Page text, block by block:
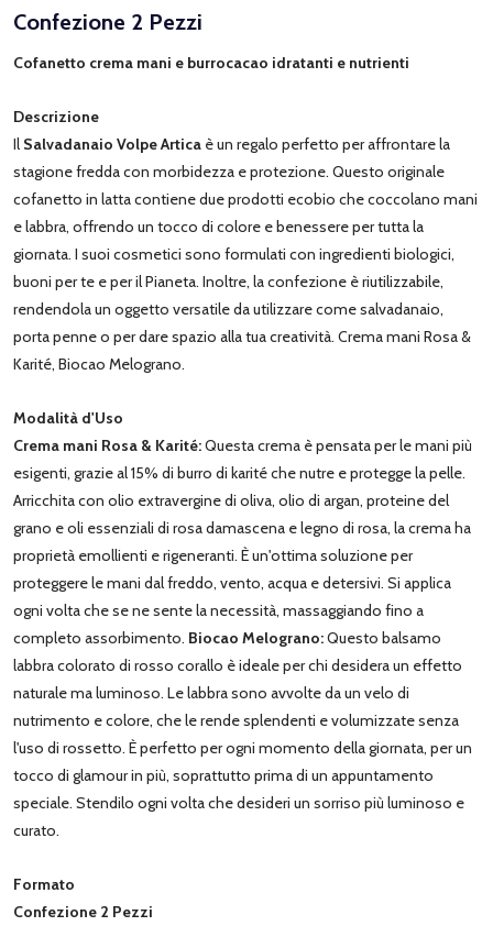
Confezione 2 Pezzi
Cofanetto crema mani e burrocacao idratanti e nutrienti
Descrizione
Il Salvadanaio Volpe Artica è un regalo perfetto per affrontare la
stagione fredda con morbidezza e protezione. Questo originale
cofanetto in latta contiene due prodotti ecobio che coccolano mani
e labbra, offrendo un tocco di colore e benessere per tutta la
giornata. I suoi cosmetici sono formulati con ingredienti biologici,
buoni per te e per il Pianeta. Inoltre, la confezione è riutilizzabile,
rendendola un oggetto versatile da utilizzare come salvadanaio,
porta penne o per dare spazio alla tua creatività. Crema mani Rosa &
Karité, Biocao Melograno.
Modalità d'Uso
Crema mani Rosa & Karité:Questa crema è pensata per le mani più
esigenti, grazie al 15% di burro di karité che nutre e protegge la pelle.
Arricchita con olio extravergine di oliva, olio di argan, proteine del
grano e oli essenziali di rosa damascena e legno di rosa, la crema ha
proprietà emollienti e rigeneranti. È un'ottima soluzione per
proteggere le mani dal freddo, vento, acqua e detersivi. Si applica
ogni volta che se ne sente la necessità, massaggiando fino a
completo assorbimento. Biocao Melograno:Questo balsamo
labbra colorato di rosso corallo è ideale per chi desidera un effetto
naturale ma luminoso. Le labbra sono avvolte da un velo di
nutrimento e colore, che le rende splendenti e volumizzate senza
l'uso di rossetto. È perfetto per ogni momento della giornata, per un
tocco di glamour in più, soprattutto prima di un appuntamento
speciale. Stendilo ogni volta che desideri un sorriso più luminoso e
curato.
Formato
Confezione 2 Pezzi